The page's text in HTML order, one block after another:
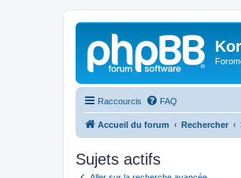
Raccourcis FAQ
Accueil du forum Rechercher
Sujets actifs